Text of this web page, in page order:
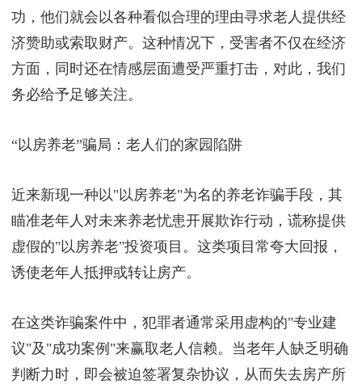
功，他们就会以各种看似合理的理由寻求老人提供经
济赞助或索取财产。这种情况下，受害者不仅在经济
方面，同时还在情感层面遭受严重打击，对此，我们
务必给予足够关注。
“以房养老”骗局：老人们的家园陷阱
近来新现一种以"以房养老"为名的养老诈骗手段，其
瞄准老年人对未来养老忧患开展欺诈行动，谎称提供
虚假的"以房养老"投资项目。这类项目常夸大回报，
诱使老年人抵押或转让房产。
在这类诈骗案件中，犯罪者通常采用虚构的"专业建
议"及"成功案例"来赢取老人信赖。当老年人缺乏明确
判断力时，即会被迫签署复杂协议，从而失去房产所